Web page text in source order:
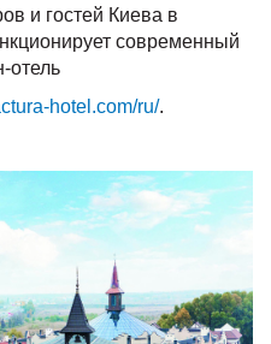
и гостей Киева в
современный
отель
hotel.com/ru/.